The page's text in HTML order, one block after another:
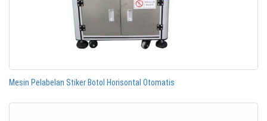
Mesin Pelabelan Stiker Botol Horisontal Otomatis